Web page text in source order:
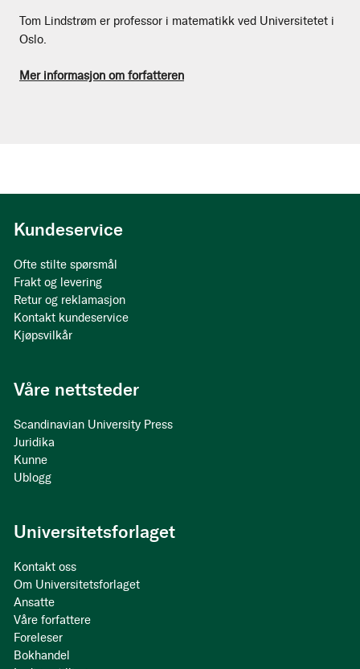
Tom Lindstrøm er professor i matematikk ved Universitetet i
Oslo.
Mer informasjon om forfatteren
Kundeservice
Ofte stilte spørsmål
Frakt og levering
Retur og reklamasjon
Kontakt kundeservice
Kjøpsvilkår
Våre nettsteder
Scandinavian University Press
Juridika
Kunne
Ublogg
Universitetsforlaget
Kontakt oss
Om Universitetsforlaget
Ansatte
Våre forfattere
Foreleser
Bokhandel